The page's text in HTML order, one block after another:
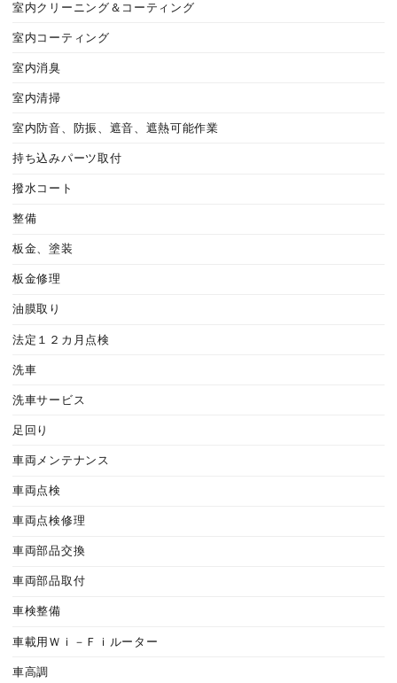
室内クリーニング＆コーティング
室内コーティング
室内消臭
室内清掃
室内防音、防振、遮音、遮熱可能作業
持ち込みパーツ取付
撥水コート
整備
板金、塗装
板金修理
油膜取り
法定１２カ月点検
洗車
洗車サービス
足回り
車両メンテナンス
車両点検
車両点検修理
車両部品交換
車両部品取付
車検整備
車載用Ｗｉ－Ｆｉルーター
車高調